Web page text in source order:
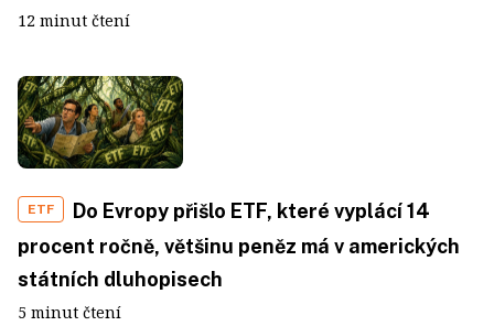
12 minut čtení
ETF
Do Evropy přišlo ETF, které vyplácí 14
procent ročně, většinu peněz má v amerických
státních dluhopisech
5 minut čtení